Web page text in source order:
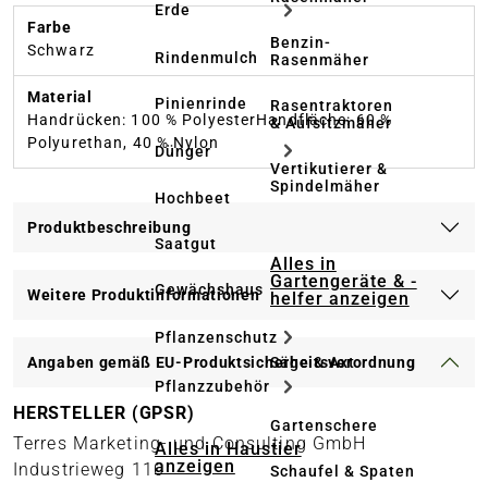
Erde
Rindenmulch
Pinienrinde
Dünger
Hochbeet
Saatgut
Gewächshaus
Pflanzenschutz
Pflanzzubehör
Alles in Haustier
anzeigen
Benzin-
Rasenmäher
Rasentraktoren
& Aufsitzmäher
Vertikutierer &
Spindelmäher
Alles in
Gartengeräte & -
helfer anzeigen
Säge & Axt
Gartenschere
Schaufel & Spaten
Farbe
Schwarz
Material
Handrücken: 100 % PolyesterHandfläche: 60 %
Polyurethan, 40 % Nylon
Produktbeschreibung
Weitere Produktinformationen
Angaben gemäß EU-Produktsicherheitsverordnung
HERSTELLER (GPSR)
Terres Marketing- und Consulting GmbH
Industrieweg 110